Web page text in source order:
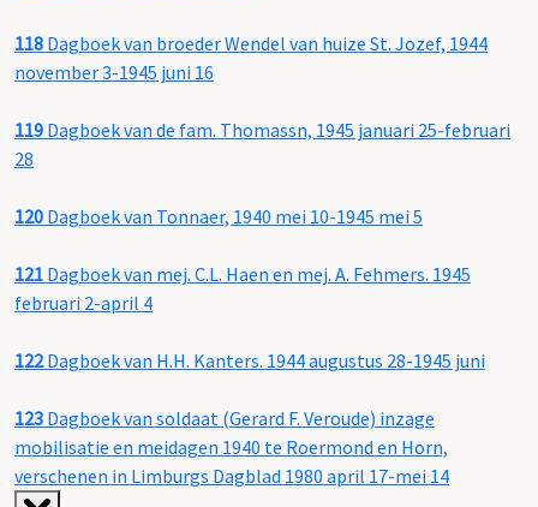
118 Dagboek van broeder Wendel van huize St. Jozef, 1944
november 3-1945 juni 16
119 Dagboek van de fam. Thomassn, 1945 januari 25-februari
28
120 Dagboek van Tonnaer, 1940 mei 10-1945 mei 5
121 Dagboek van mej. C.L. Haen en mej. A. Fehmers. 1945
februari 2-april 4
122Dagboek van H.H. Kanters. 1944 augustus 28-1945 juni
123 Dagboek van soldaat (Gerard F. Veroude) inzage
mobilisatie en meidagen 1940 te Roermond en Horn,
verschenen in Limburgs Dagblad 1980 april 17-mei 14